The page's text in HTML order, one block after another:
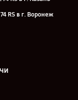
RS в г. Воронеж
RS в г. Самара
в г. Санкт-Петербург